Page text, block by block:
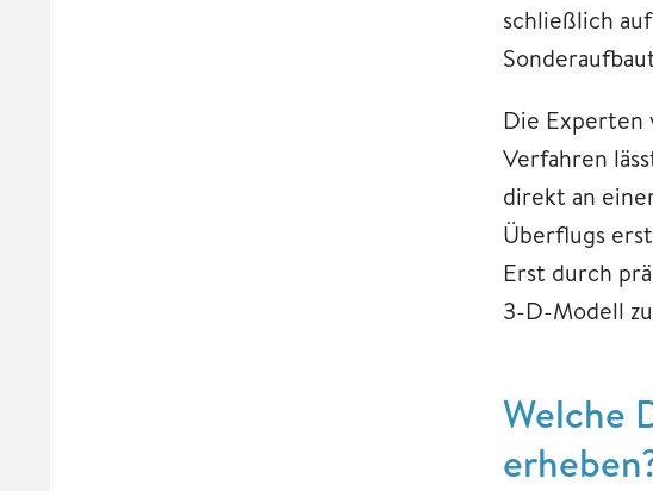
schließlich
Die Experten
Verfahren
direkt an
Überflugs
Erst durch
3-D-Modell
Welche